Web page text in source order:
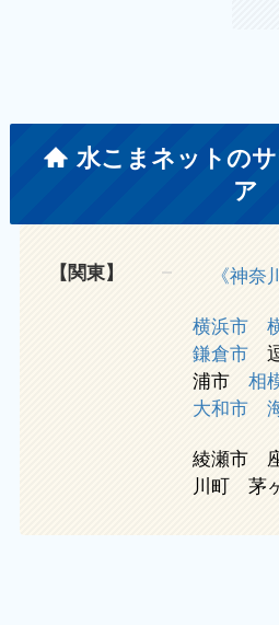
水こまネットの
ア
【関東】
《神奈
横浜市
鎌倉市
浦市 相
大和市
綾瀬市
川町 茅